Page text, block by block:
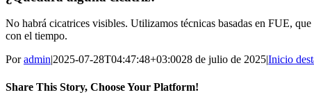
No habrá cicatrices visibles. Utilizamos técnicas basadas en FUE,
con el tiempo.
Poradmin|2025-07-28T04:47:48+03:0028 de julio de 2025|Inicio
Share This Story, Choose Your Platform!